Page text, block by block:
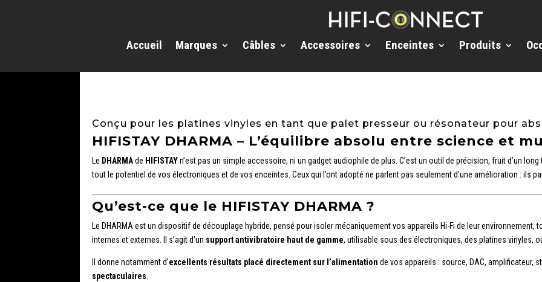
Accueil Marques Câbles Accessoires Enceintes Produits
Conçu pour les platines vinyles en tant que palet presseur ou résonateur pour
HIFISTAY DHARMA – L’équilibre absolu entre science et
Le DHARMAde HIFISTAYn’est pas un simple accessoire, ni un gadget audiophile de plus. C’est un outil de précision, fruit d’un
tout le potentiel de vos électroniques et de vos enceintes. Ceux qui l’ont adopté ne parlent pas seulement d’une amélioration : ils
Qu’est-ce que le HIFISTAY DHARMA ?
Le DHARMA est un dispositif de découplage hybride, pensé pour isoler mécaniquement vos appareils Hi-Fi de leur
internes et externes. Il s’agit d’un support antivibratoire haut de gamme, utilisable sous des électroniques, des platines vinyles,
Il donne notamment d’excellents résultats placé directement sur l’alimentation de vos appareils : source, DAC, amplificateur,
spectaculaires.